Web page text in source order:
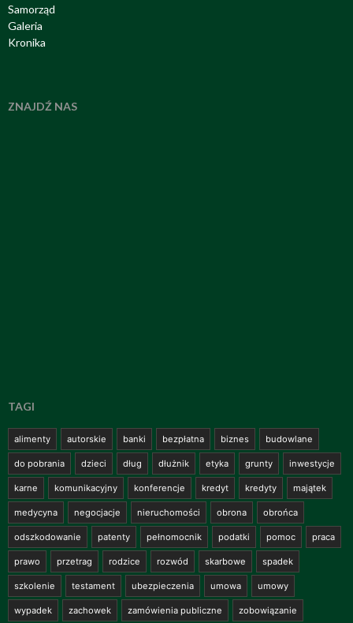
Samorząd
Galeria
Kronika
ZNAJDŹ NAS
TAGI
alimenty autorskie banki bezpłatna biznes budowlane
do pobrania dzieci dług dłużnik etyka grunty inwestycje
karne komunikacyjny konferencje kredyt kredyty majątek
medycyna negocjacje nieruchomości obrona obrońca
odszkodowanie patenty pełnomocnik podatki pomoc praca
prawo przetrag rodzice rozwód skarbowe spadek
szkolenie testament ubezpieczenia umowa umowy
wypadek zachowek zamówienia publiczne zobowiązanie